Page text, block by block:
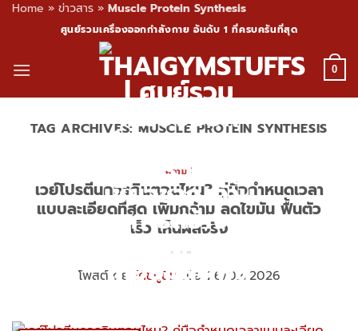
Home » ข่าวสาร » Muscle Protein Synthesis
content
ศูนย์รวมเครื่องออกกำลังกาย อันดับ 1 ที่ครบครันที่สุด
0
TAG ARCHIVES: MUSCLE PROTEIN SYNTHESIS
ความรู้
เวย์โปรตีนควรกินตอนไหน? คู่มือกำหนดเวลา
แบบละเอียดที่สุด เพิ่มกล้าม ลดไขมัน ฟื้นตัว
เร็ว เห็นผลจริง
โพสต์โดย โค้ชปูนิ่ม เมื่อ 26/02/2026